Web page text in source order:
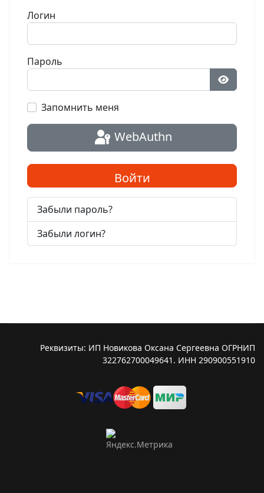
Логин
Пароль
Запомнить меня
WebAuthn
Войти
Забыли пароль?
Забыли логин?
Реквизиты: ИП Новикова Оксана Сергеевна ОГРНИП
322762700049641. ИНН 290900551910